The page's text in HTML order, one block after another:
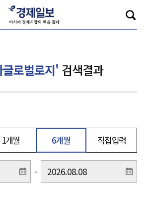
로벌로지' 검색결과
1개월 6개월 직접입력
-